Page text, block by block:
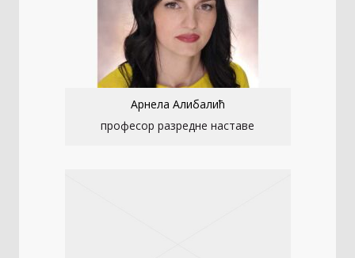
Арнела Алибалић
професор разредне наставе